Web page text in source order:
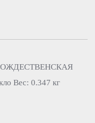
Вес: 0.347 кг